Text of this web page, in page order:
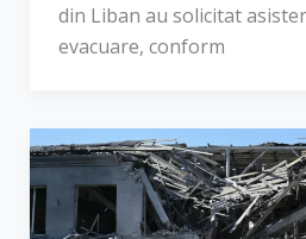
din Liban au solicitat
evacuare, conform